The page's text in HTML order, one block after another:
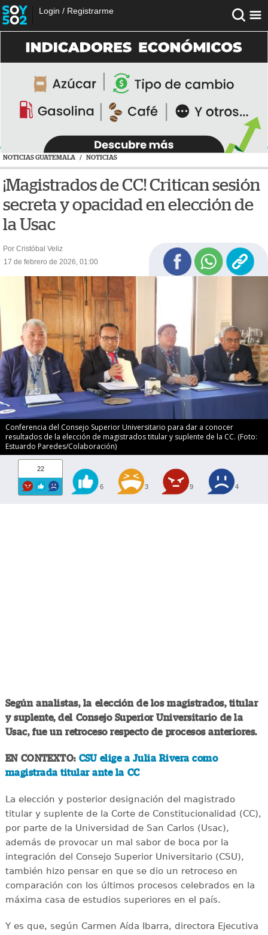
Login / Registrarme
NOTICIAS GUATEMALA / NOTICIAS
¡Magistrados de CC! Critican sesión
secreta y opacidad en elección de
la Usac
Por Cristóbal Veliz
17 de febrero de 2026, 01:00
Conferencia del Consejo Superior Universitario para dar a conocer
resultados de la elección de magistrados titular y suplente de la CC. (Foto:
Estuardo Paredes/Colaboración)
22
6 3 9 4
Según analistas, la elección de los magistrados, titular
y suplente, del Consejo Superior Universitario de la
Usac, fue un retroceso respecto de procesos anteriores.
EN CONTEXTO: CSU elige a Julia Rivera como
magistrada titular ante la CC
La elección y posterior designación del magistrado
titular y suplente de la Corte de Constitucionalidad (CC),
por parte de la Universidad de San Carlos (Usac),
además de provocar un mal sabor de boca por la
integración del Consejo Superior Universitario (CSU),
también hizo pensar en que se dio un retroceso en
comparación con los últimos procesos celebrados en la
máxima casa de estudios superiores en el país.
Y es que, según Carmen Aída Ibarra, directora Ejecutiva